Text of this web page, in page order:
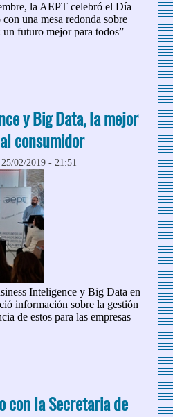
la AEPT celebró el Día
una mesa redonda sobre
futuro mejor para todos”
una buena imagen del empleo
el Día Mundial del Turismo
y Big Data, la mejor
consumidor
02/2019 - 21:51
Inteligence y Big Data en
información sobre la gestión
de estos para las empresas
Intelligence y Big Data, la
de conocer al consumidor
con la Secretaria de